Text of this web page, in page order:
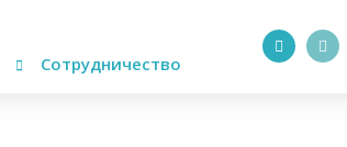
Сотрудничество